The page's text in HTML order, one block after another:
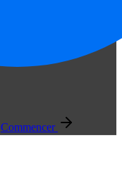
Commencer